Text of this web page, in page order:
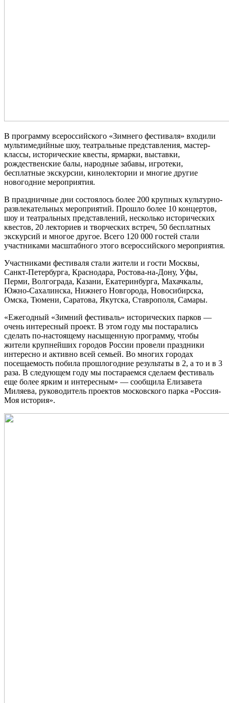
В программу всероссийского «Зимнего фестиваля» входили
мультимедийные шоу, театральные представления, мастер-
классы, исторические квесты, ярмарки, выставки,
рождественские балы, народные забавы, игротеки,
бесплатные экскурсии, кинолектории и многие другие
новогодние мероприятия.
В праздничные дни состоялось более 200 крупных культурно-
развлекательных мероприятий. Прошло более 10 концертов,
шоу и театральных представлений, несколько исторических
квестов, 20 лекториев и творческих встреч, 50 бесплатных
экскурсий и многое другое. Всего 120 000 гостей стали
участниками масштабного этого всероссийского мероприятия.
Участниками фестиваля стали жители и гости Москвы,
Санкт-Петербурга, Краснодара, Ростова-на-Дону, Уфы,
Перми, Волгограда, Казани, Екатеринбурга, Махачкалы,
Южно-Сахалинска, Нижнего Новгорода, Новосибирска,
Омска, Тюмени, Саратова, Якутска, Ставрополя, Самары.
«Ежегодный «Зимний фестиваль» исторических парков —
очень интересный проект. В этом году мы постарались
сделать по-настоящему насыщенную программу, чтобы
жители крупнейших городов России провели праздники
интересно и активно всей семьей. Во многих городах
посещаемость побила прошлогодние результаты в 2, а то и в 3
раза. В следующем году мы постараемся сделаем фестиваль
еще более ярким и интересным» — сообщила Елизавета
Миляева, руководитель проектов московского парка «Россия-
Моя история».